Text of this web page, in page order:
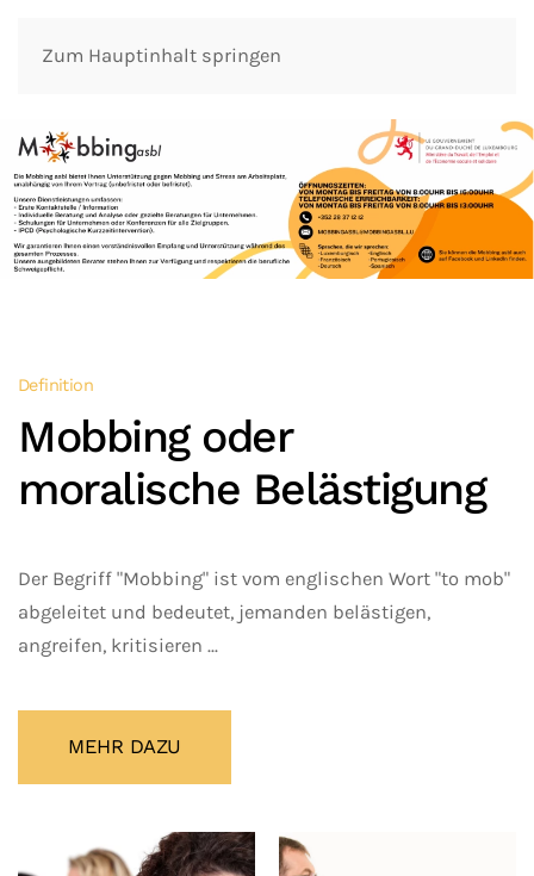
Zum Hauptinhalt springen
Definition
Mobbing oder
moralische Belästigung
Der Begriff "Mobbing" ist vom englischen Wort "to mob"
abgeleitet und bedeutet, jemanden belästigen,
angreifen, kritisieren ...
MEHR DAZU